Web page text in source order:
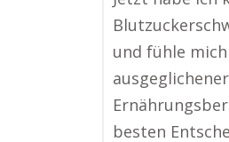
und fühle
besten